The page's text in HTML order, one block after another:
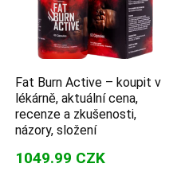
Fat Burn Active – koupit v
lékárně, aktuální cena,
recenze a zkušenosti,
názory, složení
1049.99 CZK